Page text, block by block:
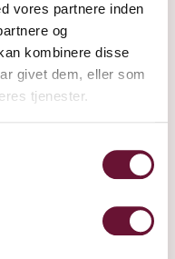
vores partnere inden
og
kombinere disse
givet dem, eller som
tjenester.
biodiversitet i alle
kvalitet
får
og det gælder en